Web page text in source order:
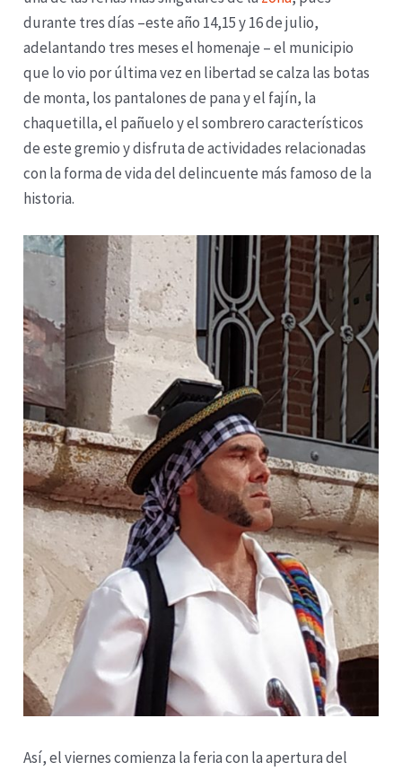
durante tres días –este año 14,15 y 16 de julio,
adelantando tres meses el homenaje – el municipio
que lo vio por última vez en libertad se calza las botas
de monta, los pantalones de pana y el fajín, la
chaquetilla, el pañuelo y el sombrero característicos
de este gremio y disfruta de actividades relacionadas
con la forma de vida del delincuente más famoso de la
historia.
Así, el viernes comienza la feria con la apertura del